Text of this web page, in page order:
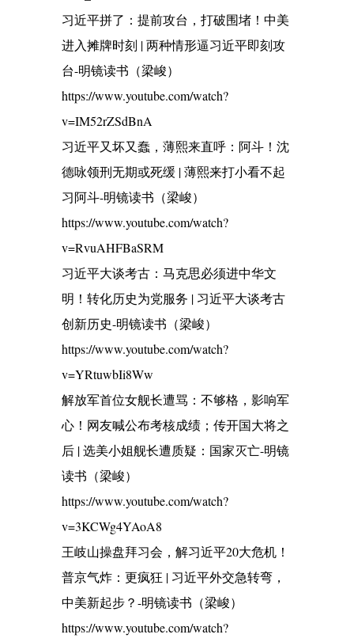
习近平拼了：提前攻台，打破围堵！中美
进入摊牌时刻 | 两种情形逼习近平即刻攻
台-明镜读书（梁峻）
https://www.youtube.com/watch?
v=IM52rZSdBnA
习近平又坏又蠢，薄熙来直呼：阿斗！沈
德咏领刑无期或死缓 | 薄熙来打小看不起
习阿斗-明镜读书（梁峻）
https://www.youtube.com/watch?
v=RvuAHFBaSRM
习近平大谈考古：马克思必须进中华文
明！转化历史为党服务 | 习近平大谈考古
创新历史-明镜读书（梁峻）
https://www.youtube.com/watch?
v=YRtuwbIi8Ww
解放军首位女舰长遭骂：不够格，影响军
心！网友喊公布考核成绩；传开国大将之
后 | 选美小姐舰长遭质疑：国家灭亡-明镜
读书（梁峻）
https://www.youtube.com/watch?
v=3KCWg4YAoA8
王岐山操盘拜习会，解习近平20大危机！
普京气炸：更疯狂 | 习近平外交急转弯，
中美新起步？-明镜读书（梁峻）
https://www.youtube.com/watch?